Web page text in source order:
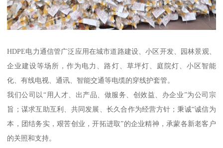
HDPE电力通信管广泛应用在城市道路建设、小区开发、园林景观、
企业建设等场所，作为电力、路灯、草坪灯、庭院灯、小区智能
化、有线电视、通讯、智能交通等电缆的穿线护套管。
我们公司以“用人才、出产品、做服务、创效益、办企业”为公司宗
旨；谋求互助互利、共同发展、长久合作为经营方针；秉诚“诚信为
本，团结务实，艰苦创业，开拓进取”的企业精神，承蒙各新老客户
的关照和支持。